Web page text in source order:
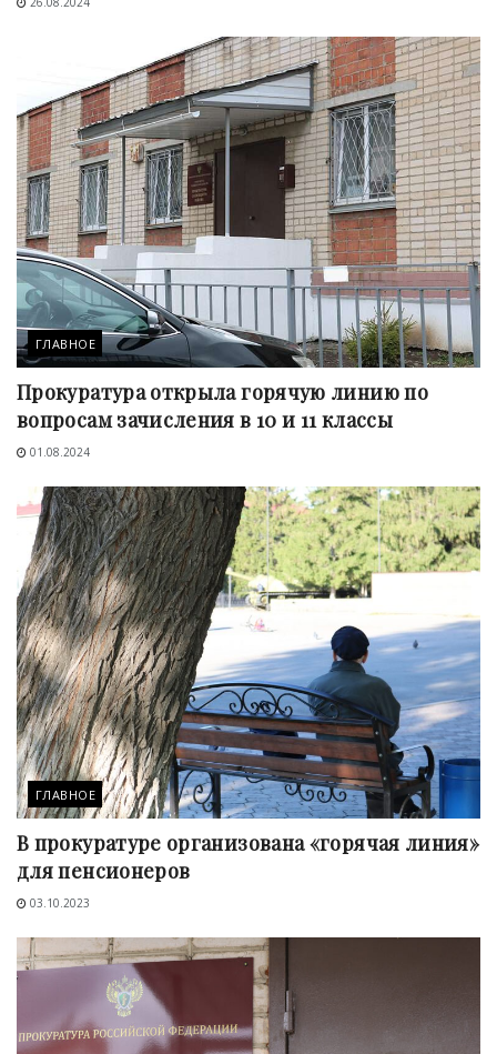
ГЛАВНОЕ
Прокуратура открыла горячую линию по
вопросам зачисления в 10 и 11 классы
01.08.2024
ГЛАВНОЕ
В прокуратуре организована «горячая линия»
для пенсионеров
03.10.2023